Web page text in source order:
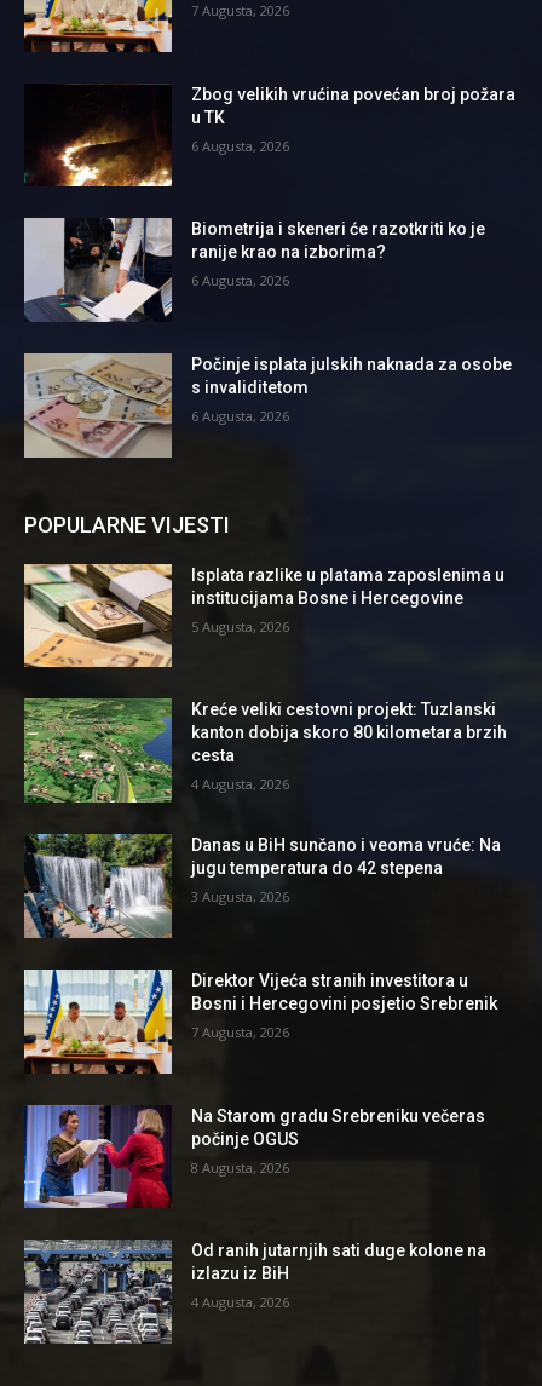
7 Augusta, 2026
Zbog velikih vrućina povećan broj požara
u TK
6 Augusta, 2026
Biometrija i skeneri će razotkriti ko je
ranije krao na izborima?
6 Augusta, 2026
Počinje isplata julskih naknada za osobe
s invaliditetom
6 Augusta, 2026
POPULARNE VIJESTI
Isplata razlike u platama zaposlenima u
institucijama Bosne i Hercegovine
5 Augusta, 2026
Kreće veliki cestovni projekt: Tuzlanski
kanton dobija skoro 80 kilometara brzih
cesta
4 Augusta, 2026
Danas u BiH sunčano i veoma vruće: Na
jugu temperatura do 42 stepena
3 Augusta, 2026
Direktor Vijeća stranih investitora u
Bosni i Hercegovini posjetio Srebrenik
7 Augusta, 2026
Na Starom gradu Srebreniku večeras
počinje OGUS
8 Augusta, 2026
Od ranih jutarnjih sati duge kolone na
izlazu iz BiH
4 Augusta, 2026